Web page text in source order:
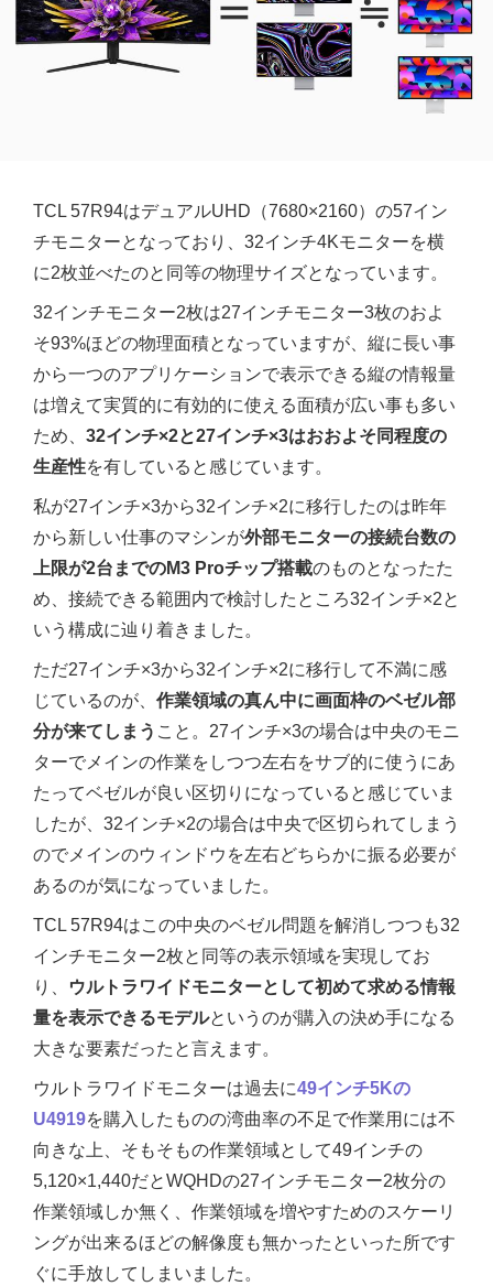
TCL 57R94はデュアルUHD（7680×2160）の57イン
チモニターとなっており、32インチ4Kモニターを横
に2枚並べたのと同等の物理サイズとなっています。
32インチモニター2枚は27インチモニター3枚のおよ
そ93%ほどの物理面積となっていますが、縦に長い事
から一つのアプリケーションで表示できる縦の情報量
は増えて実質的に有効的に使える面積が広い事も多い
ため、 32インチ×2と27インチ×3はおおよそ同程度の
生産性を有していると感じています。
私が27インチ×3から32インチ×2に移行したのは昨年
から新しい仕事のマシンが外部モニターの接続台数の
上限が2台までのM3 Proチップ搭載のものとなったた
め、接続できる範囲内で検討したところ32インチ×2と
いう構成に辿り着きました。
ただ27インチ×3から32インチ×2に移行して不満に感
じているのが、 作業領域の真ん中に画面枠のベゼル部
分が来てしまう こと。27インチ×3の場合は中央のモニ
ターでメインの作業をしつつ左右をサブ的に使うにあ
たってベゼルが良い区切りになっていると感じていま
したが、32インチ×2の場合は中央で区切られてしまう
のでメインのウィンドウを左右どちらかに振る必要が
あるのが気になっていました。
TCL 57R94はこの中央のベゼル問題を解消しつつも32
インチモニター2枚と同等の表示領域を実現してお
り、
ウルトラワイドモニターとして初めて求める情報
量を表示できるモデルというのが購入の決め手になる
大きな要素だったと言えます。
ウルトラワイドモニターは過去に49インチ5Kの
U4919を購入したものの湾曲率の不足で作業用には不
向きな上、そもそもの作業領域として49インチの
5,120×1,440だとWQHDの27インチモニター2枚分の
作業領域しか無く、作業領域を増やすためのスケーリ
ングが出来るほどの解像度も無かったといった所です
ぐに手放してしまいました。